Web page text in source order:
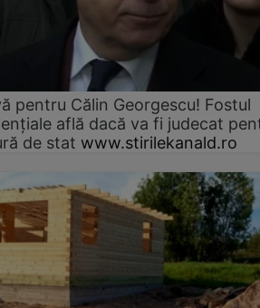
pentru Călin Georgescu! Fostul
află dacă va fi judecat
de stat www.stirilekanald.ro